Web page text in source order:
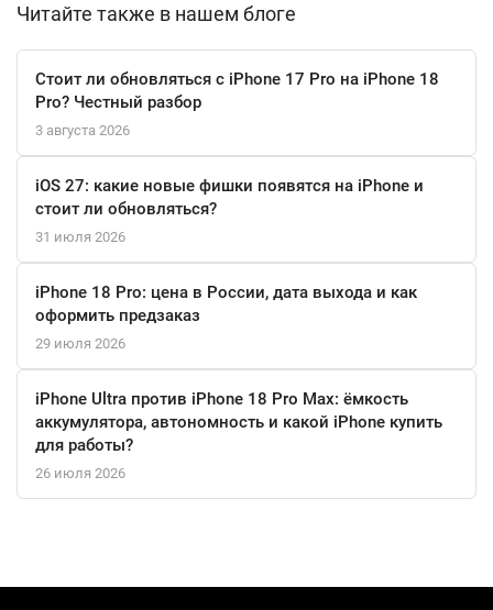
полномасштабная творческая и инженерная станция,
абсолютной надежности и бескомпромиссной
производительности в любой ситуации.
Читайте также в нашем блоге
Стоит ли обновляться с iPhone 17 Pro на iPhone 18
Pro? Честный разбор
3 августа 2026
iOS 27: какие новые фишки появятся на iPhone и
стоит ли обновляться?
31 июля 2026
iPhone 18 Pro: цена в России, дата выхода и как
оформить предзаказ
29 июля 2026
iPhone Ultra против iPhone 18 Pro Max: ёмкость
аккумулятора, автономность и какой iPhone купить
для работы?
26 июля 2026